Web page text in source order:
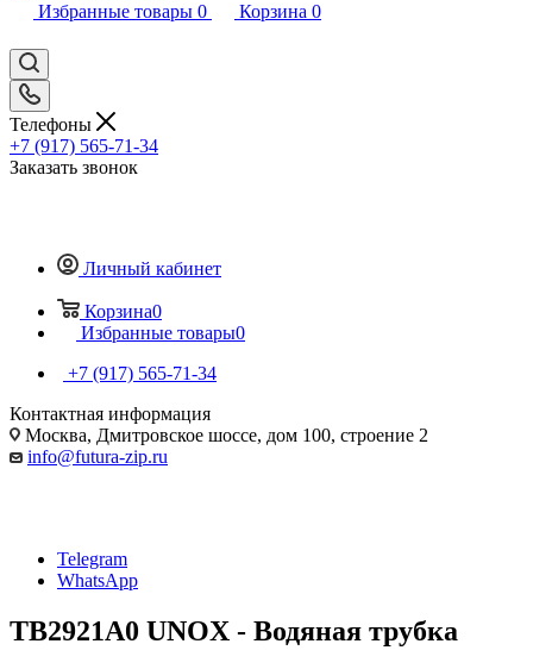
Избранные товары 0 Корзина 0
Телефоны
+7 (917) 565-71-34
Заказать звонок
Личный кабинет
Корзина0
Избранные товары0
+7 (917) 565-71-34
Контактная информация
Москва, Дмитровское шоссе, дом 100, строение 2
info@futura-zip.ru
Telegram
WhatsApp
TB2921A0 UNOX - Водяная трубка